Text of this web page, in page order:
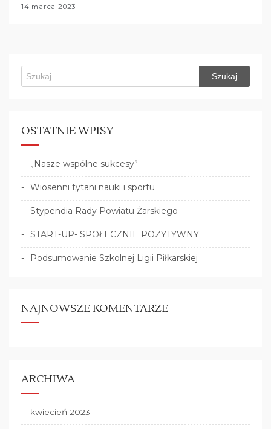
14 marca 2023
Szukaj:
OSTATNIE WPISY
„Nasze wspólne sukcesy”
Wiosenni tytani nauki i sportu
Stypendia Rady Powiatu Żarskiego
START-UP- SPOŁECZNIE POZYTYWNY
Podsumowanie Szkolnej Ligii Piłkarskiej
NAJNOWSZE KOMENTARZE
ARCHIWA
kwiecień 2023